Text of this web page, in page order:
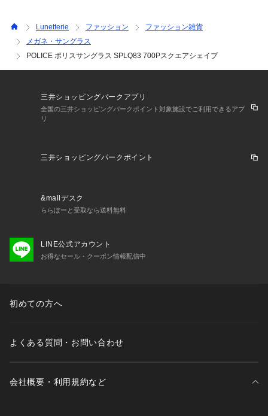
Lunetterie ファッション
ファッション雑貨
メガネ・サングラス
POLICE ポリスサングラス SPLQ83 700Pスクエアシェイプ
三井ショッピングパークアプリ
全国の三井ショッピングパークポイント対象施設でご利用できるアプ
リ
三井ショッピングパークポイント
&mallデスク
ららぽーと受取なら送料無料
LINE公式アカウント
お得なセール・クーポン情報配信中
初めての方へ
よくある質問・お問い合わせ
会社概要・利用規約など